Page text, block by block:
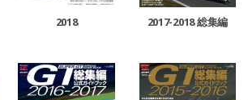
2018 2017-2018 総集編